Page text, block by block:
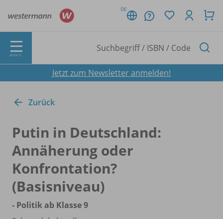
DE
MENÜ
Jetzt zum Newsletter anmelden!
Zurück
Putin in Deutschland:
Annäherung oder
Konfrontation?
(Basisniveau)
- Politik ab Klasse 9